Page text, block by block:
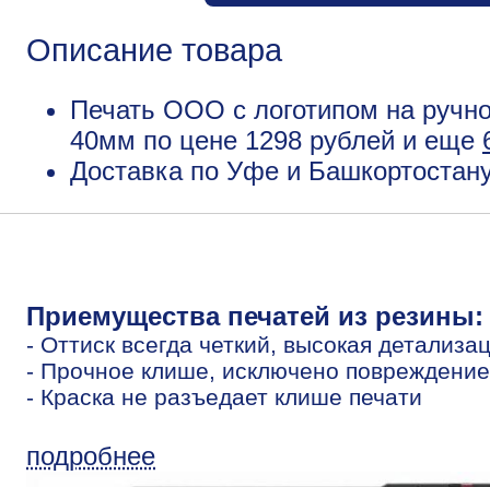
Описание товара
Печать ООО с логотипом на
40мм по цене 1298 рублей и еще
Доставка по Уфе и
Приемущества печатей из резины:
- Оттиск всегда четкий, высокая
- Прочное клише, исключено
- Краска не разъедает клише печати
подробнее